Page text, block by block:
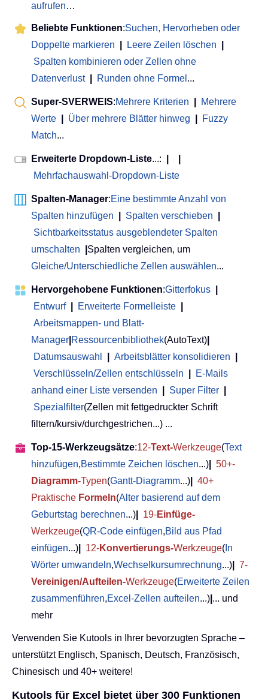
aufrufen…
Beliebte Funktionen:Suchen, Hervorheben oder
Doppelte markieren
Leere Zeilen löschen
Spalten kombinieren oder Zellen ohne
Datenverlust
Runden ohne Formel ...
Super-SVERWEIS:Mehrere Kriterien
Mehrere
Werte
Über mehrere Blätter hinweg
Fuzzy
Match...
Erweiterte Dropdown-Liste...:
Mehrfachauswahl-Dropdown-Liste
Spalten-Manager:Eine bestimmte Anzahl von
Spalten hinzufügen
Spalten verschieben
Sichtbarkeitsstatus ausgeblendeter Spalten
umschalten
Spalten vergleichen, um
Gleiche/Unterschiedliche Zellen auswählen...
Hervorgehobene Funktionen:Gitterfokus
Entwurf
Erweiterte Formelleiste
Arbeitsmappen- und Blatt-
Manager Ressourcenbibliothek(AutoText)
Datumsauswahl
Arbeitsblätter konsolidieren
Verschlüsseln/Zellen entschlüsseln
E-Mails
anhand einer Liste versenden
Super Filter
Spezialfilter(Zellen mit fettgedruckter Schrift
filtern/kursiv/durchgestrichen...) ...
Top-15-Werkzeugsätze:12-Text-Werkzeuge(Text
hinzufügen,Bestimmte Zeichen löschen...)
50+-
Diagramm-Typen(Gantt-Diagramm...)
40+
Praktische Formeln(Alter basierend auf dem
Geburtstag berechnen...) 19-Einfüge-
Werkzeuge(QR-Code einfügen,Bild aus Pfad
einfügen...) 12-Konvertierungs-Werkzeuge( In
Wörter umwandeln,Wechselkursumrechnung...)
7-
Vereinigen/Aufteilen-Werkzeuge(Erweiterte Zeilen
zusammenführen,Excel-Zellen aufteilen...) ... und
mehr
Verwenden Sie Kutools in Ihrer bevorzugten Sprache –
unterstützt Englisch, Spanisch, Deutsch, Französisch,
Chinesisch und 40+ weitere!
Kutools für Excel bietet über 300 Funktionen